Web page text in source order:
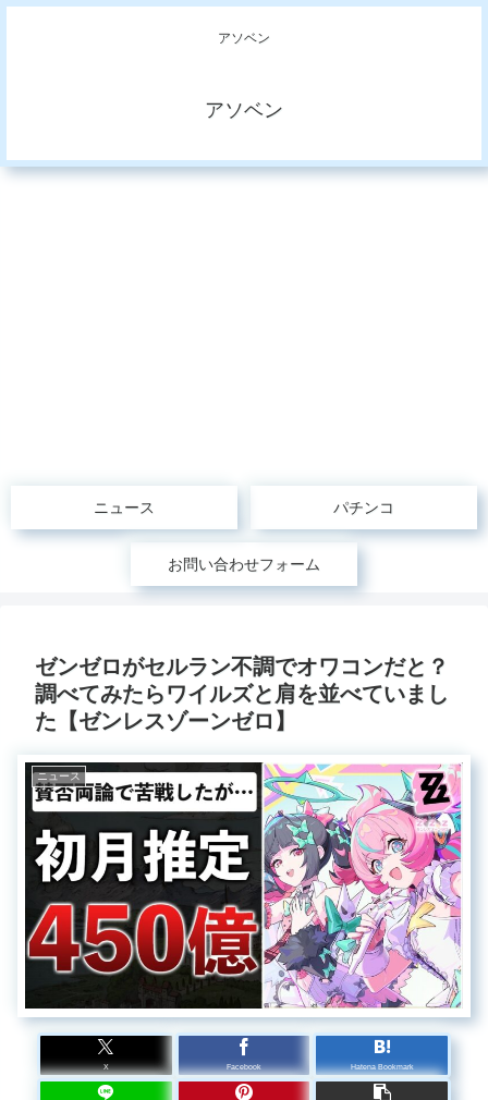
アソベン
アソベン
ニュース パチンコ
お問い合わせフォーム
ゼンゼロがセルラン不調でオワコンだと？
調べてみたらワイルズと肩を並べていまし
た【ゼンレスゾーンゼロ】
ニュース
X Facebook Hatena Bookmark